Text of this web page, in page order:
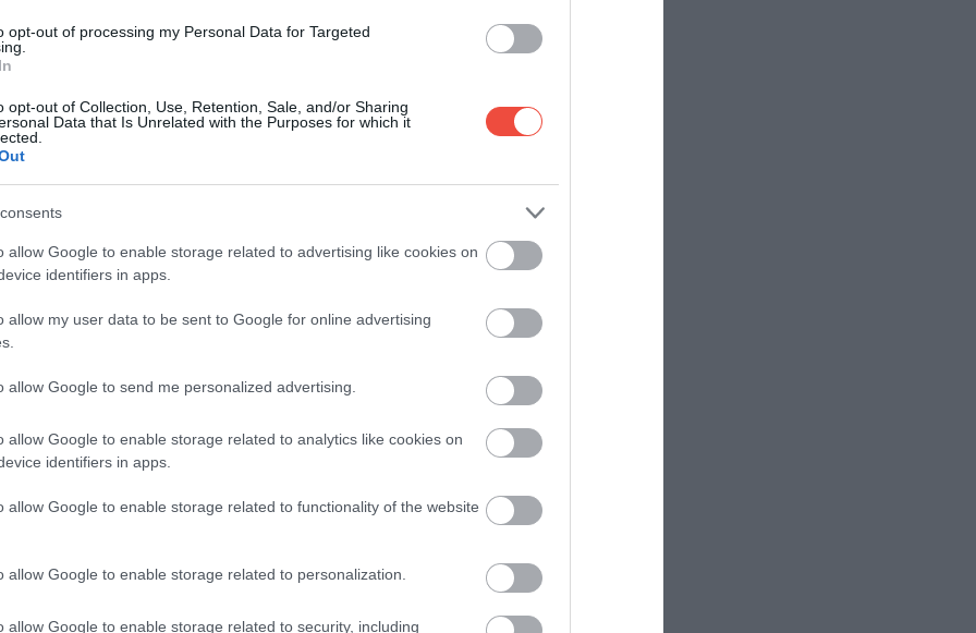
opt-out of processing my Personal Data for Targeted
opt-out of Collection, Use, Retention, Sale, and/or Sharing
Data that Is Unrelated with the Purposes for which it
allow Google to enable storage related to advertising like cookies on
identifiers in apps.
allow my user data to be sent to Google for online advertising
allow Google to send me personalized advertising.
allow Google to enable storage related to analytics like cookies on
identifiers in apps.
allow Google to enable storage related to functionality of the website
allow Google to enable storage related to personalization.
allow Google to enable storage related to security, including
közepén találunk rá Háromhuta romantikus
a falu történetében fontos szerepet játszott az
alapította II. Rákóczi Ferenc, és területén
több túraútvonal is fut, melyeken többek között a
kilátást ígérő Nagy-Péter-mennykőhöz
a természetközeli feltöltődésért
BELFÖLD